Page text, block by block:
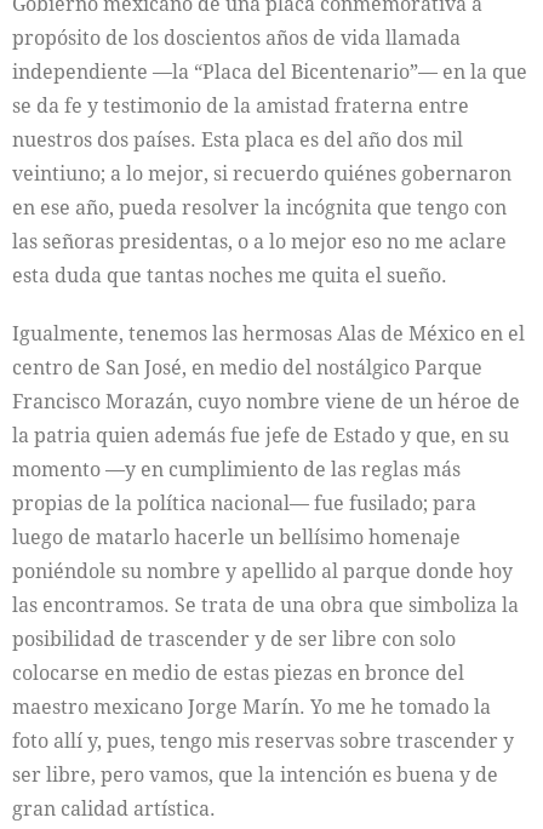
propósito de los doscientos años de vida llamada
independiente —la “Placa del Bicentenario”— en la que
se da fe y testimonio de la amistad fraterna entre
nuestros dos países. Esta placa es del año dos mil
veintiuno; a lo mejor, si recuerdo quiénes gobernaron
en ese año, pueda resolver la incógnita que tengo con
las señoras presidentas, o a lo mejor eso no me aclare
esta duda que tantas noches me quita el sueño.
Igualmente, tenemos las hermosas Alas de México en el
centro de San José, en medio del nostálgico Parque
Francisco Morazán, cuyo nombre viene de un héroe de
la patria quien además fue jefe de Estado y que, en su
momento —y en cumplimiento de las reglas más
propias de la política nacional— fue fusilado; para
luego de matarlo hacerle un bellísimo homenaje
poniéndole su nombre y apellido al parque donde hoy
las encontramos. Se trata de una obra que simboliza la
posibilidad de trascender y de ser libre con solo
colocarse en medio de estas piezas en bronce del
maestro mexicano Jorge Marín. Yo me he tomado la
foto allí y, pues, tengo mis reservas sobre trascender y
ser libre, pero vamos, que la intención es buena y de
gran calidad artística.